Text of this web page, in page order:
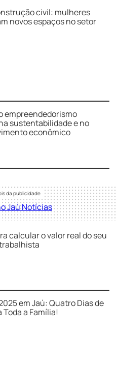
civil: mulheres
novos espaços no setor
empreendedorismo
sustentabilidade e no
econômico
calcular o valor real do seu
em Jaú: Quatro Dias de
Toda a Família!